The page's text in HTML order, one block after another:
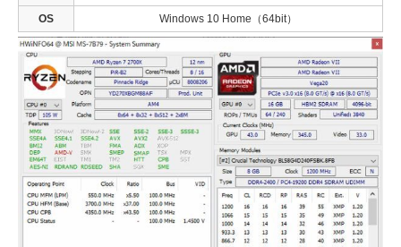
OS Windows 10 Home（64bit）